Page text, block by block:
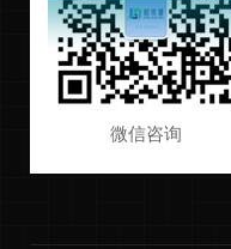
微信咨询